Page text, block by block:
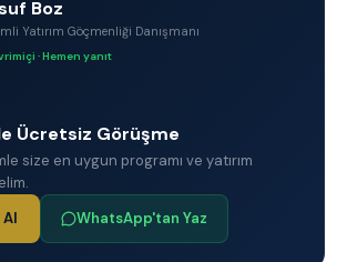
Boz
Yatırım Göçmenliği Danışmanı
· Hemen yanıt
Ücretsiz Görüşme
size en uygun programı ve yatırım
Al
WhatsApp'tan Yaz